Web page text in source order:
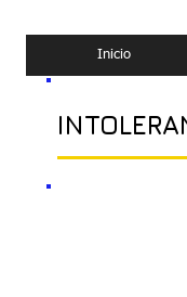
Inicio